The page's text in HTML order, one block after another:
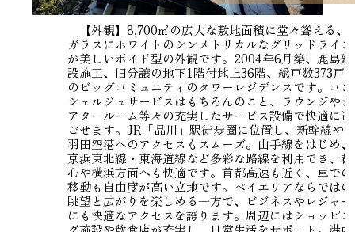
【外観】8,700㎡の広大な敷地面積に堂々聳える、
ガラスにホワイトのシンメトリカルなグリッドライン
が美しいボイド型の外観です。2004年6月築、鹿島建
設施工、旧分譲の地下1階付地上36階、総戸数373戸
のビッグコミュニティのタワーレジデンスです。コン
シェルジュサービスはもちろんのこと、ラウンジやシ
アタールーム等々の充実したサービス設備で快適に過
ごせます。JR「品川」駅徒歩圏に位置し、新幹線や
羽田空港へのアクセスもスムーズ。山手線をはじめ、
京浜東北線・東海道線など多彩な路線を利用でき、都
心や横浜方面へも快適です。首都高速も近く、車での
移動も自由度が高い立地です。ベイエリアならではの
眺望と広がりを楽しめる一方で、ビジネスやレジャー
にも快適なアクセスを誇ります。周辺にはショッピン